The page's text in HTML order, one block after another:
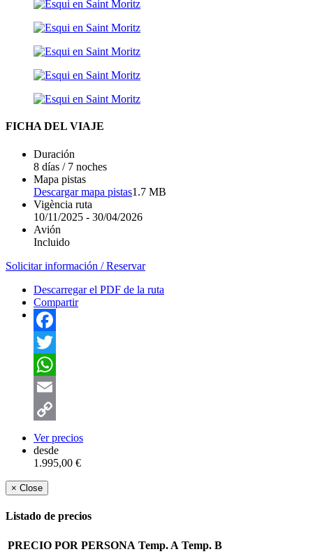
FICHA DEL VIAJE
Duración
8 días / 7 noches
Mapa pistas
Descargar mapa pistas1.7 MB
Vigència ruta
10/11/2025 - 30/04/2026
Avión
Incluido
Solicitar información / Reservar
Descarregar el PDF de la ruta
Compartir
Facebook
Twitter
WhatsApp
Email
Copy
Link
Ver precios
desde
1.995,00 €
× Close
Listado de precios
PRECIO POR PERSONA Temp. A Temp. B